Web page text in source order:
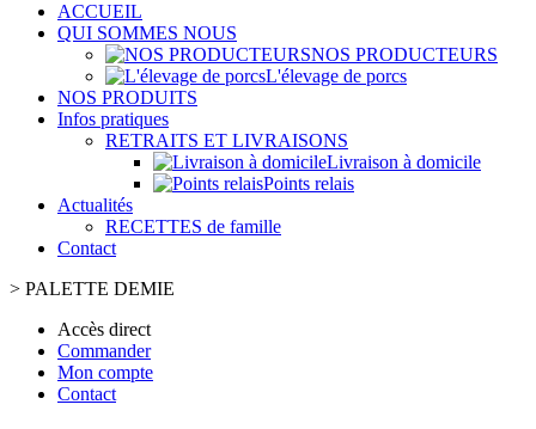
ACCUEIL
QUI SOMMES NOUS
NOS PRODUCTEURS
L'élevage de porcs
NOS PRODUITS
Infos pratiques
RETRAITS ET LIVRAISONS
Livraison à domicile
Points relais
Actualités
RECETTES de famille
Contact
> PALETTE DEMIE
Accès direct
Commander
Mon compte
Contact